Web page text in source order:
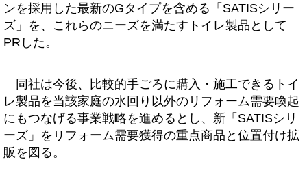
ンを採用した最新のGタイプを含める「SATISシリー
ズ」を、これらのニーズを満たすトイレ製品として
PRした。
同社は今後、比較的手ごろに購入・施工できるトイ
レ製品を当該家庭の水回り以外のリフォーム需要喚起
にもつなげる事業戦略を進めるとし、新「SATISシリ
ーズ」をリフォーム需要獲得の重点商品と位置付け拡
販を図る。